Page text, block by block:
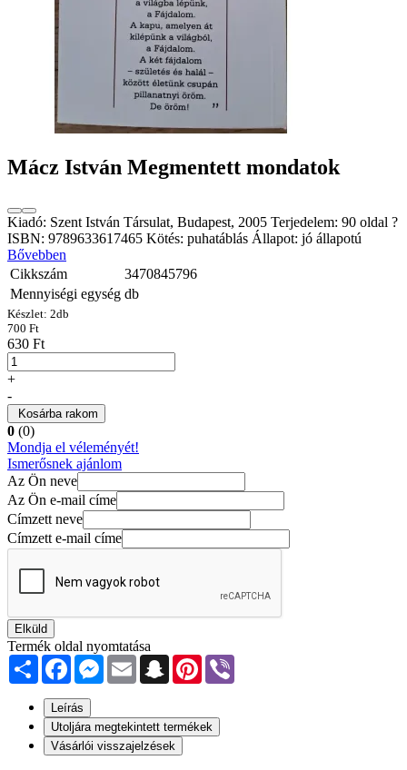
Mácz István Megmentett mondatok
Kiadó: Szent István Társulat, Budapest, 2005 Terjedelem: 90 oldal ?
ISBN: 9789633617465 Kötés: puhatáblás Állapot: jó állapotú
Bővebben
Cikkszám
3470845796
Mennyiségi egység db
Készlet: 2db
700 Ft
630 Ft
+
-
Kosárba rakom
0 (0)
Mondja el véleményét!
Ismerősnek ajánlom
Az Ön neve
Az Ön e-mail címe
Címzett neve
Címzett e-mail címe
Elküld
Termék oldal nyomtatása
Share FacebookMessenger
Email SnapchatPinterest
Leírás
Utoljára megtekintett termékek
Vásárlói visszajelzések